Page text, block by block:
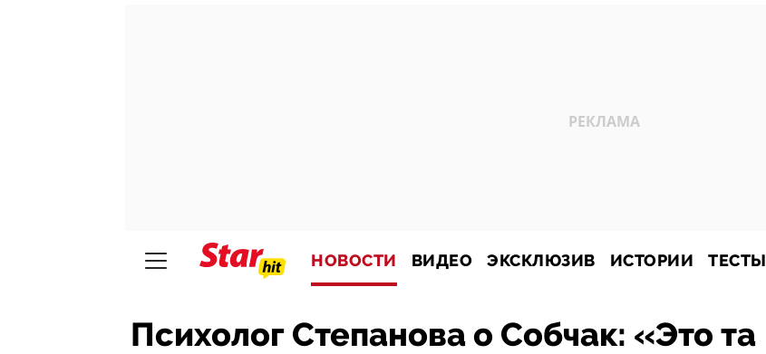
НОВОСТИ ВИДЕО ЭКСКЛЮЗИВ ИСТОРИИ ТЕСТЫ
Психолог Степанова о Собчак: «Это та